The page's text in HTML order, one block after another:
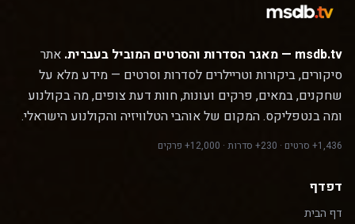
msdb.tv — מאגר הסדרות והסרטים המוביל בעברית.
אתר
סיקורים, ביקורות וטריילרים לסדרות וסרטים — מידע מלא על
שחקנים, במאים, פרקים ועונות, חוות דעת צופים, מה בקולנוע
ומה בנטפליקס. המקום של אוהבי הטלוויזיה והקולנוע הישראלי.
1,436+ סרטים · 230+ סדרות · 12,000+ פרקים
דפדף
דף הבית